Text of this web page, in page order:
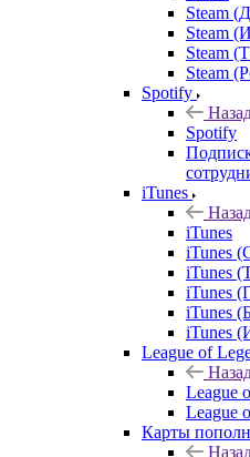
Steam
Steam
Steam
Steam
Spotify
Spotify
iTunes
iTunes
iTunes
iTunes
iTunes
iTunes
iTunes
League of
League
League
Карты